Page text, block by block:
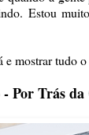
Estou
e mostrar tudo
- Por Trás